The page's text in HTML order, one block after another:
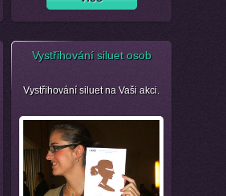
Vystřihování siluet osob
Vystřihování siluet na Vaši akci.